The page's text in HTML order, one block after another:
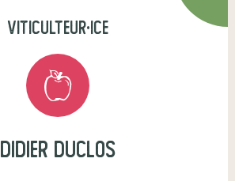
viticulteur·ice
didier duclos